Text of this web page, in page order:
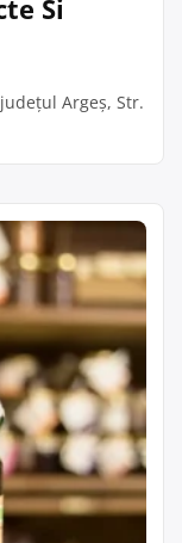
Si
Argeș, Str.